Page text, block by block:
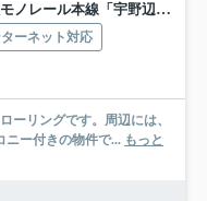
レール本線「宇野辺」駅 徒歩12分
ーネット対応
ーリングです。周辺には、
ニー付きの物件で... もっと